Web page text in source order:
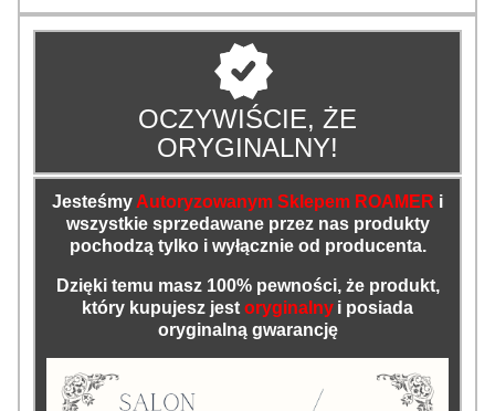
OCZYWIŚCIE, ŻE
ORYGINALNY!
Jesteśmy Autoryzowanym Sklepem ROAMER i
wszystkie sprzedawane przez nas produkty
pochodzą tylko i wyłącznie od producenta.
Dzięki temu masz 100% pewności, że produkt,
który kupujesz jest oryginalny i posiada
oryginalną gwarancję